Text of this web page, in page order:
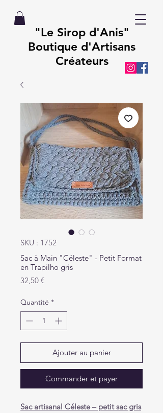
"Le Sirop d'Anis"
Boutique d'Artisans
Créateurs
SKU : 1752
Sac à Main "Céleste" - Petit Format
en Trapilho gris
32,50 €Prix
Quantité *
Ajouter au panier
Commander et payer
Sac artisanal Céleste – petit sac gris